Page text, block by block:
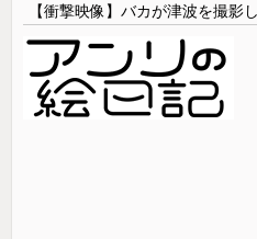
【衝撃映像】バカが津波を撮影